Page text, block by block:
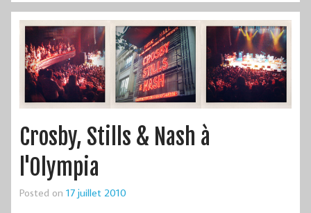
Crosby, Stills & Nash à
l'Olympia
Posted on 17 juillet 2010